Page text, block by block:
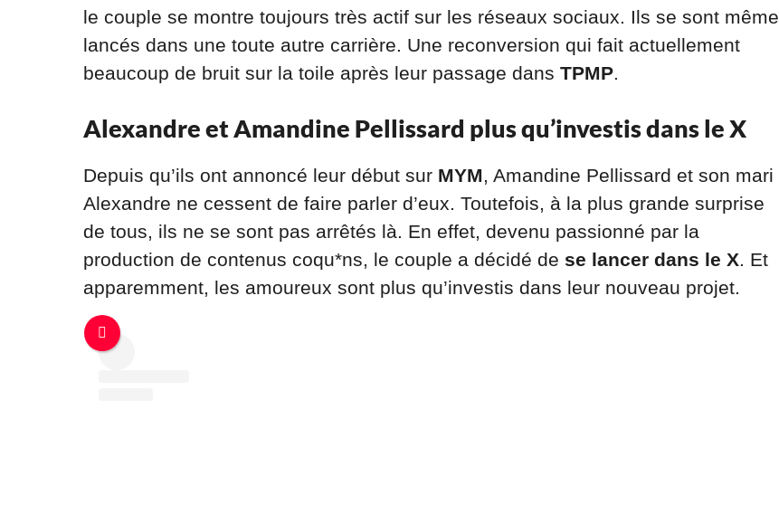
le couple se montre toujours très actif sur les réseaux sociaux. Ils se sont même
lancés dans une toute autre carrière. Une reconversion qui fait actuellement
beaucoup de bruit sur la toile après leur passage dans TPMP.
Alexandre et Amandine Pellissard plus qu’investis dans le X
Depuis qu’ils ont annoncé leur début sur MYM, Amandine Pellissard et son mari
Alexandre ne cessent de faire parler d’eux. Toutefois, à la plus grande surprise
de tous, ils ne se sont pas arrêtés là. En effet, devenu passionné par la
production de contenus coqu*ns, le couple a décidé de se lancer dans le X. Et
apparemment, les amoureux sont plus qu’investis dans leur nouveau projet.